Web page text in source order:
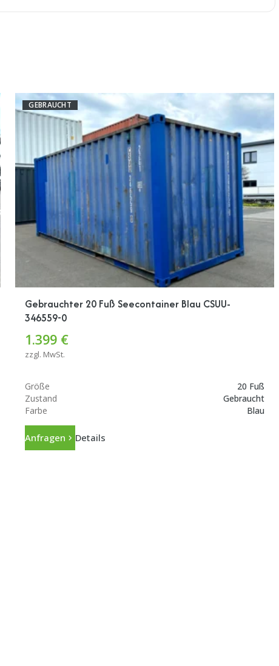
GEBRAUCHT
Gebrauchter 20 Fuß Seecontainer Blau CSUU-
346559-0
1.399 €
zzgl. MwSt.
Größe
20 Fuß
Zustand
Gebraucht
Farbe
Blau
Anfragen Details